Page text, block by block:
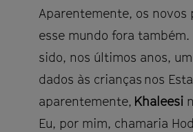
Aparentemente, os novos
esse mundo fora também.
sido, nos últimos anos,
dados às crianças nos
aparentemente, Khaleesi
Eu, por mim, chamaria